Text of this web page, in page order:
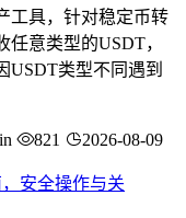
工具，针对稳定币转
意类型的USDT，
USDT类型不同遇到
821 2026-08-09